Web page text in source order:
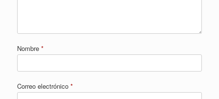
Nombre *
Correo electrónico *